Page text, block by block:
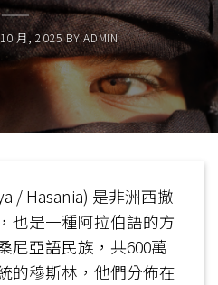
月, 2025 BYADMIN
/ Hasania) 是非洲西撒
也是一種阿拉伯語的方
尼亞語民族，共600萬
的穆斯林，他們分佈在